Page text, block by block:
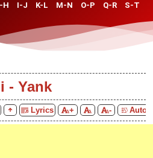
H I-J K-L M-N O-P Q-R S-T
- Yank
Lyrics + - Auto